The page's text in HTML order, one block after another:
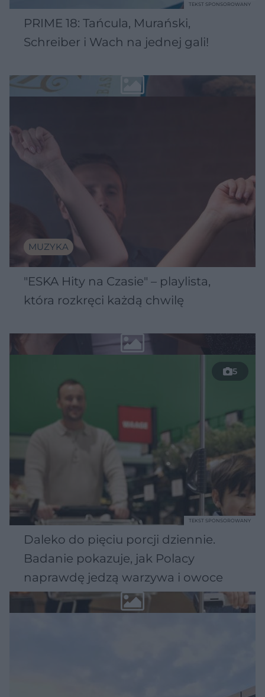
PRIME 18: Tańcula, Murański,
Schreiber i Wach na jednej gali!
TEKST SPONSOROWANY
MUZYKA
"ESKA Hity na Czasie" – playlista,
która rozkręci każdą chwilę
5
Daleko do pięciu porcji dziennie.
Badanie pokazuje, jak Polacy
naprawdę jedzą warzywa i owoce
TEKST SPONSOROWANY